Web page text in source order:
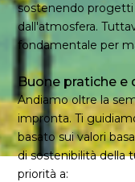
sostenendo progetti
dall'atmosfera.
fondamentale per
Buone pratiche
Andiamo oltre la
impronta. Ti
basato sui valori
di sostenibilità della
priorità a: